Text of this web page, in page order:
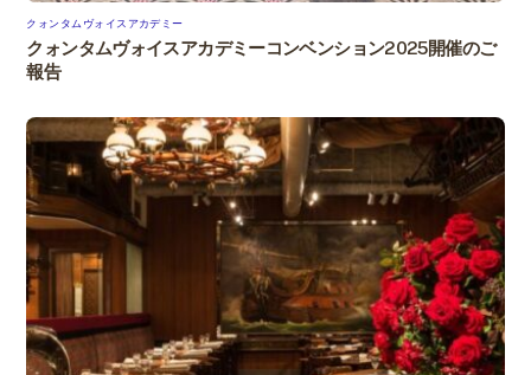
クォンタムヴォイスアカデミー
クォンタムヴォイスアカデミーコンベンション2025開催のご
報告